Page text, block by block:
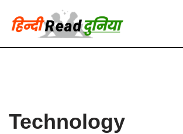
Skip
to
Technology